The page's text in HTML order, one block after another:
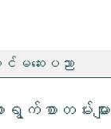
မဆေးပညာ
စာတမ်းများ